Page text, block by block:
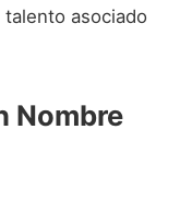
asociado
Nombre